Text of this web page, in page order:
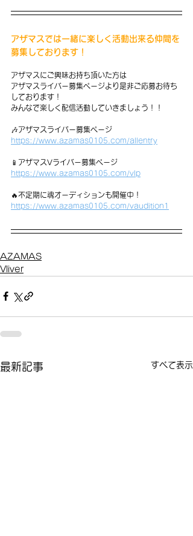
アザマスでは一緒に楽しく活動出来る仲間を
募集しております！
アザマスにご興味お持ち頂いた方は
アザマスライバー募集ページより是非ご応募お待ち
しております！
みんなで楽しく配信活動していきましょう！！
🎶アザマスライバー募集ページ
https://www.azamas0105.com/allentry
📱アザマスVライバー募集ページ
https://www.azamas0105.com/vlp
🔥不定期に魂オーディションも開催中！
https://www.azamas0105.com/vaudition1
AZAMAS
Vliver
最新記事 すべて表示